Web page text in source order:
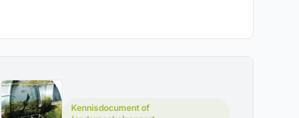
Kennisdocument of